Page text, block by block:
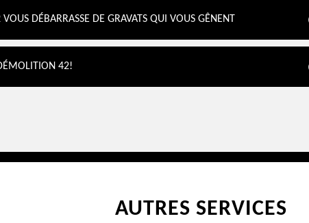
DÉBARRASSE DE GRAVATS QUI VOUS GÊNENT
42!
AUTRES SERVICES